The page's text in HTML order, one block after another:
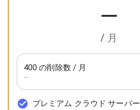
—
/ 月
400 の削除数 / 月
—
プレミアム クラウド サーバー